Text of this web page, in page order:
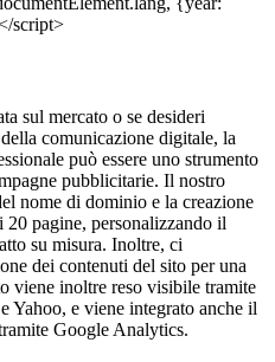
sul mercato o se desideri
comunicazione digitale, la
può essere uno strumento
pubblicitarie. Il nostro
nome di dominio e la creazione
20 pagine, personalizzando il
su misura. Inoltre, ci
dei contenuti del sito per una
viene inoltre reso visibile tramite
Yahoo, e viene integrato anche il
Google Analytics.